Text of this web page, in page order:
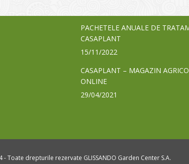
PACHETELE ANUALE DE
CASAPLANT
15/11/2022
CASAPLANT – MAGAZIN
ONLINE
29/04/2021
- Toate drepturile rezervate GLISSANDO Garden Center S.A.